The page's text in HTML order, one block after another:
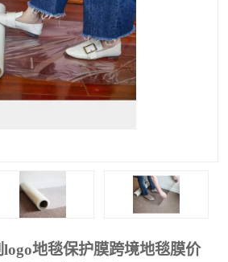
地毯保护膜跨境地毯膜价
乳白保护膜
纯黑保护膜
彩钢板保护膜
一次性隔离膜